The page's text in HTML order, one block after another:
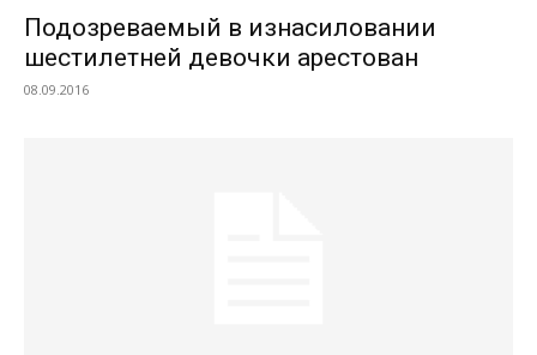
Подозреваемый в изнасиловании
шестилетней девочки арестован
08.09.2016